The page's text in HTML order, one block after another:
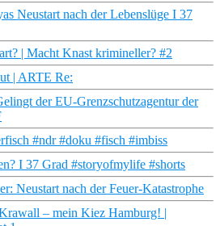
Neustart nach der Lebenslüge I 37
| Macht Knast krimineller? #2
| ARTE Re:
der EU-Grenzschutzagentur der
#ndr #doku #fisch #imbiss
I 37 Grad #storyofmylife #shorts
Neustart nach der Feuer-Katastrophe
– mein Kiez Hamburg! |